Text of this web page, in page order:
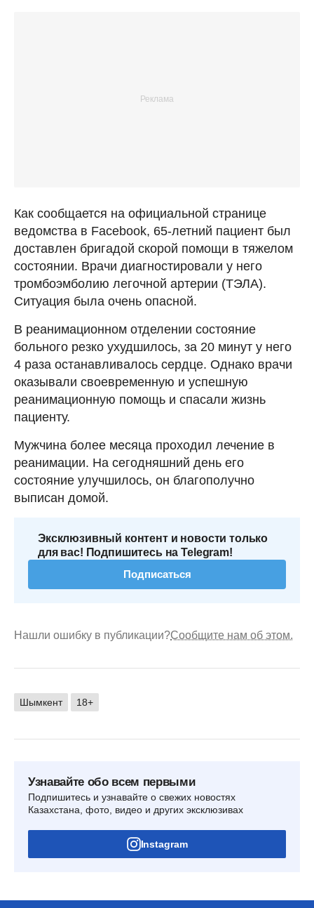
Как сообщается на официальной странице
ведомства в Facebook, 65-летний пациент был
доставлен бригадой скорой помощи в тяжелом
состоянии. Врачи диагностировали у него
тромбоэмболию легочной артерии (ТЭЛА).
Ситуация была очень опасной.
В реанимационном отделении состояние
больного резко ухудшилось, за 20 минут у него
4 раза останавливалось сердце. Однако врачи
оказывали своевременную и успешную
реанимационную помощь и спасали жизнь
пациенту.
Мужчина более месяца проходил лечение в
реанимации. На сегодняшний день его
состояние улучшилось, он благополучно
выписан домой.
Эксклюзивный контент и новости только
для вас! Подпишитесь на Telegram!
Подписаться
Нашли ошибку в публикации?Сообщите нам об этом.
Шымкент 18+
Узнавайте обо всем первыми
Подпишитесь и узнавайте о свежих новостях
Казахстана, фото, видео и других эксклюзивах
Instagram